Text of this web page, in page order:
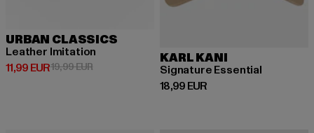
URBAN CLASSICS
Leather Imitation
11,99 EUR
Derzeitiger Preis: 11,99 EUR
19,99 EURAktionspreis: 19,99 EUR
KARL KANI
Signature Essential
18,99 EUR
Derzeitiger Preis: 18,99 EUR